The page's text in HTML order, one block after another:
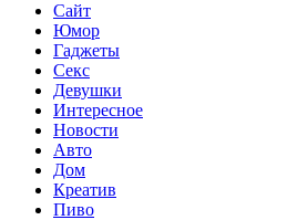
Сайт
Юмор
Гаджеты
Секс
Девушки
Интересное
Новости
Авто
Дом
Креатив
Пиво